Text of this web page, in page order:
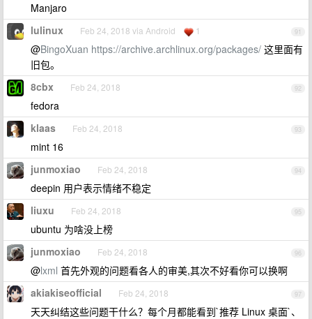
Manjaro
91
lulinux Feb 24, 2018 via Android 1
@BingoXuan https://archive.archlinux.org/packages/ 这里面有
旧包。
92
8cbx Feb 24, 2018
fedora
93
klaas Feb 24, 2018
mint 16
94
junmoxiao Feb 24, 2018
deepin 用户表示情绪不稳定
95
liuxu Feb 24, 2018
ubuntu 为啥没上榜
96
junmoxiao Feb 24, 2018
@lxml 首先外观的问题看各人的审美,其次不好看你可以换啊
97
akiakiseofficial Feb 24, 2018
天天纠结这些问题干什么？每个月都能看到`推荐 Linux 桌面`、